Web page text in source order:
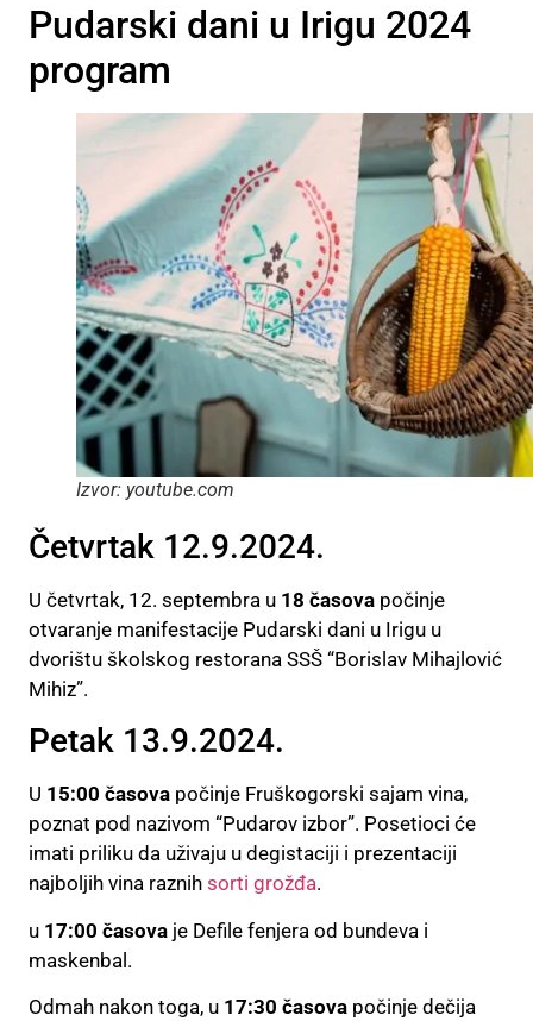
Pudarski dani u Irigu 2024
program
Izvor: youtube.com
Četvrtak 12.9.2024.
U četvrtak, 12. septembra u 18 časova počinje
otvaranje manifestacije Pudarski dani u Irigu u
dvorištu školskog restorana SSŠ “Borislav Mihajlović
Mihiz”.
Petak 13.9.2024.
U 15:00 časova počinje Fruškogorski sajam vina,
poznat pod nazivom “Pudarov izbor”. Posetioci će
imati priliku da uživaju u degistaciji i prezentaciji
najboljih vina raznih sorti grožđa.
u 17:00 časova je Defile fenjera od bundeva i
maskenbal.
Odmah nakon toga, u 17:30 časova počinje dečija